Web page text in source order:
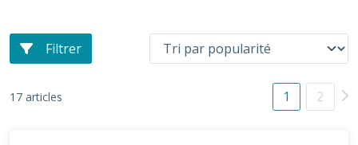
Filtrer
17 articles 1 2